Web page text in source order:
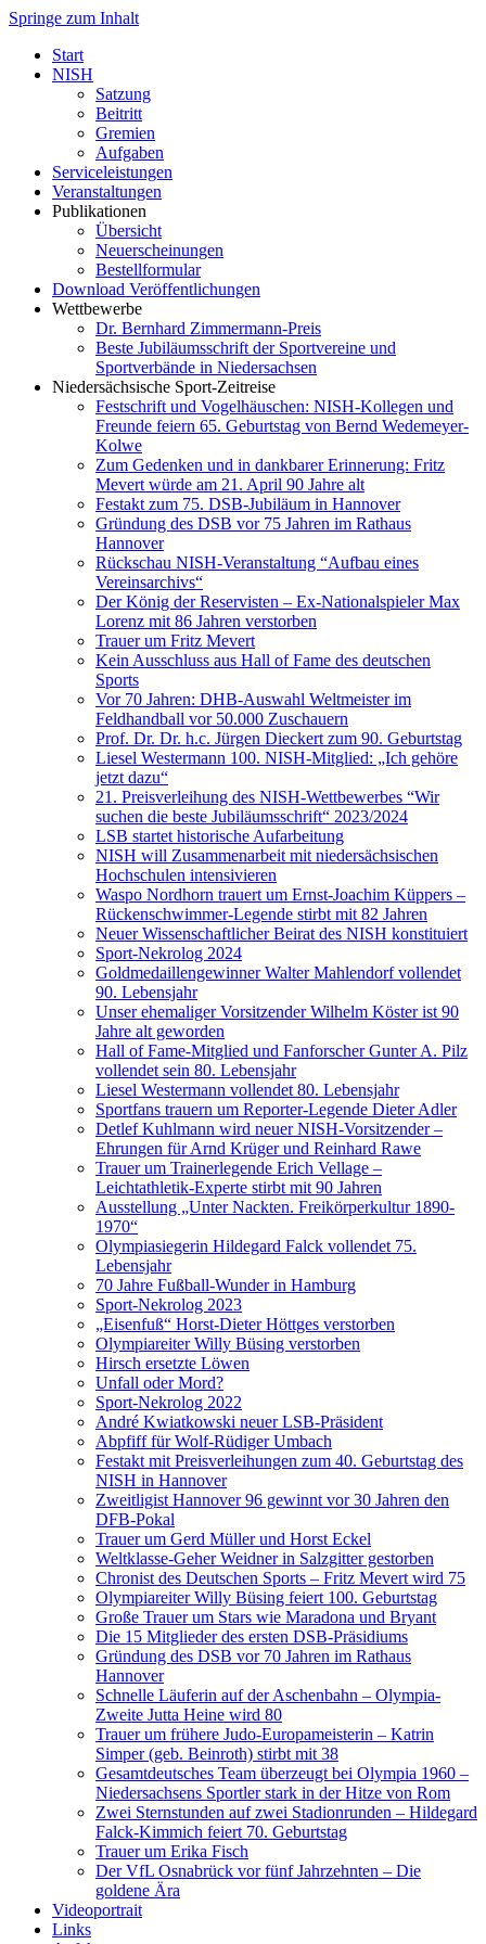
Springe zum Inhalt
Start
NISH
Satzung
Beitritt
Gremien
Aufgaben
Serviceleistungen
Veranstaltungen
Publikationen
Übersicht
Neuerscheinungen
Bestellformular
Download Veröffentlichungen
Wettbewerbe
Dr. Bernhard Zimmermann-Preis
Beste Jubiläumsschrift der Sportvereine und
Sportverbände in Niedersachsen
Niedersächsische Sport-Zeitreise
Festschrift und Vogelhäuschen: NISH-Kollegen und
Freunde feiern 65. Geburtstag von Bernd Wedemeyer-
Kolwe
Zum Gedenken und in dankbarer Erinnerung: Fritz
Mevert würde am 21. April 90 Jahre alt
Festakt zum 75. DSB-Jubiläum in Hannover
Gründung des DSB vor 75 Jahren im Rathaus
Hannover
Rückschau NISH-Veranstaltung “Aufbau eines
Vereinsarchivs“
Der König der Reservisten – Ex-Nationalspieler Max
Lorenz mit 86 Jahren verstorben
Trauer um Fritz Mevert
Kein Ausschluss aus Hall of Fame des deutschen
Sports
Vor 70 Jahren: DHB-Auswahl Weltmeister im
Feldhandball vor 50.000 Zuschauern
Prof. Dr. Dr. h.c. Jürgen Dieckert zum 90. Geburtstag
Liesel Westermann 100. NISH-Mitglied: „Ich gehöre
jetzt dazu“
21. Preisverleihung des NISH-Wettbewerbes “Wir
suchen die beste Jubiläumsschrift“ 2023/2024
LSB startet historische Aufarbeitung
NISH will Zusammenarbeit mit niedersächsischen
Hochschulen intensivieren
Waspo Nordhorn trauert um Ernst-Joachim Küppers –
Rückenschwimmer-Legende stirbt mit 82 Jahren
Neuer Wissenschaftlicher Beirat des NISH konstituiert
Sport-Nekrolog 2024
Goldmedaillengewinner Walter Mahlendorf vollendet
90. Lebensjahr
Unser ehemaliger Vorsitzender Wilhelm Köster ist 90
Jahre alt geworden
Hall of Fame-Mitglied und Fanforscher Gunter A. Pilz
vollendet sein 80. Lebensjahr
Liesel Westermann vollendet 80. Lebensjahr
Sportfans trauern um Reporter-Legende Dieter Adler
Detlef Kuhlmann wird neuer NISH-Vorsitzender –
Ehrungen für Arnd Krüger und Reinhard Rawe
Trauer um Trainerlegende Erich Vellage –
Leichtathletik-Experte stirbt mit 90 Jahren
Ausstellung „Unter Nackten. Freikörperkultur 1890-
1970“
Olympiasiegerin Hildegard Falck vollendet 75.
Lebensjahr
70 Jahre Fußball-Wunder in Hamburg
Sport-Nekrolog 2023
„Eisenfuß“ Horst-Dieter Höttges verstorben
Olympiareiter Willy Büsing verstorben
Hirsch ersetzte Löwen
Unfall oder Mord?
Sport-Nekrolog 2022
André Kwiatkowski neuer LSB-Präsident
Abpfiff für Wolf-Rüdiger Umbach
Festakt mit Preisverleihungen zum 40. Geburtstag des
NISH in Hannover
Zweitligist Hannover 96 gewinnt vor 30 Jahren den
DFB-Pokal
Trauer um Gerd Müller und Horst Eckel
Weltklasse-Geher Weidner in Salzgitter gestorben
Chronist des Deutschen Sports – Fritz Mevert wird 75
Olympiareiter Willy Büsing feiert 100. Geburtstag
Große Trauer um Stars wie Maradona und Bryant
Die 15 Mitglieder des ersten DSB-Präsidiums
Gründung des DSB vor 70 Jahren im Rathaus
Hannover
Schnelle Läuferin auf der Aschenbahn – Olympia-
Zweite Jutta Heine wird 80
Trauer um frühere Judo-Europameisterin – Katrin
Simper (geb. Beinroth) stirbt mit 38
Gesamtdeutsches Team überzeugt bei Olympia 1960 –
Niedersachsens Sportler stark in der Hitze von Rom
Zwei Sternstunden auf zwei Stadionrunden – Hildegard
Falck-Kimmich feiert 70. Geburtstag
Trauer um Erika Fisch
Der VfL Osnabrück vor fünf Jahrzehnten – Die
goldene Ära
Videoportrait
Links